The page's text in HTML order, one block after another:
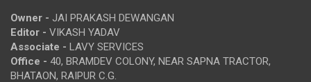
Owner - JAI PRAKASH DEWANGAN
Editor - VIKASH YADAV
Associate - LAVY SERVICES
Office - 40, BRAMDEV COLONY, NEAR SAPNA TRACTOR,
BHATAON, RAIPUR C.G.